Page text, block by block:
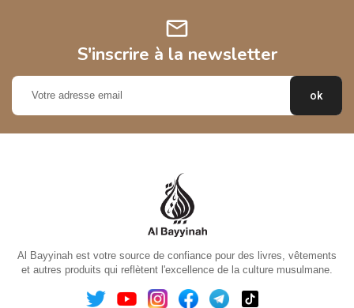
mail
S'inscrire à la newsletter
Al Bayyinah est votre source de confiance pour des livres, vêtements
et autres produits qui reflètent l'excellence de la culture musulmane.